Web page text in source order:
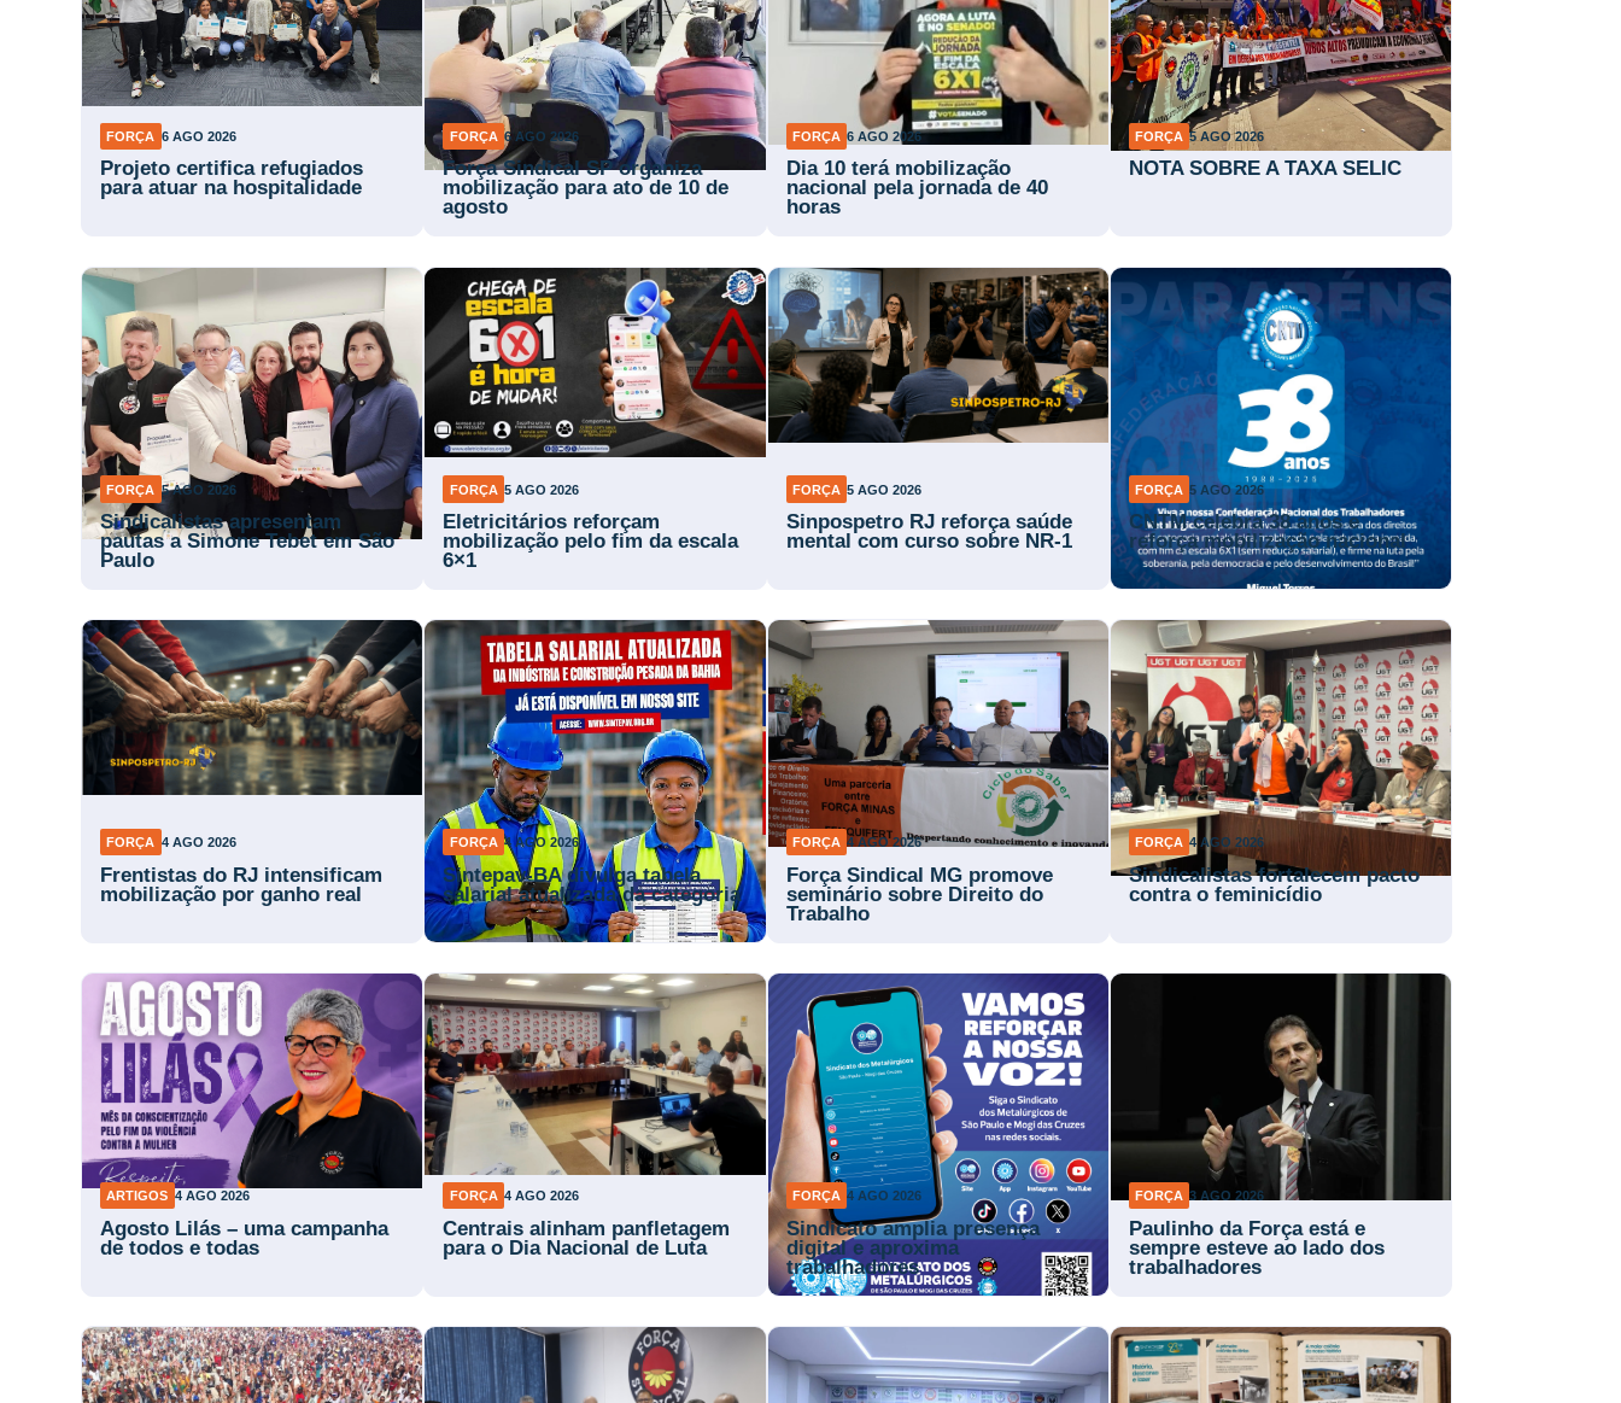
FORÇA 6 AGO 2026
Projeto certifica refugiados
para atuar na hospitalidade
FORÇA 6 AGO 2026
Força Sindical SP organiza
mobilização para ato de 10 de
agosto
FORÇA 6 AGO 2026
Dia 10 terá mobilização
nacional pela jornada de 40
horas
FORÇA 5 AGO 2026
NOTA SOBRE A TAXA SELIC
FORÇA 5 AGO 2026
Sindicalistas apresentam
pautas a Simone Tebet em São
Paulo
FORÇA 5 AGO 2026
Eletricitários reforçam
mobilização pelo fim da escala
6×1
FORÇA 5 AGO 2026
Sinpospetro RJ reforça saúde
mental com curso sobre NR-1
FORÇA 5 AGO 2026
CNTM celebra 38 anos e
reforça mobilização nacional
FORÇA 4 AGO 2026
Frentistas do RJ intensificam
mobilização por ganho real
FORÇA 4 AGO 2026
Sintepav-BA divulga tabela
salarial atualizada da categoria
FORÇA 4 AGO 2026
Força Sindical MG promove
seminário sobre Direito do
Trabalho
FORÇA 4 AGO 2026
Sindicalistas fortalecem pacto
contra o feminicídio
ARTIGOS 4 AGO 2026
Agosto Lilás – uma campanha
de todos e todas
FORÇA 4 AGO 2026
Centrais alinham panfletagem
para o Dia Nacional de Luta
FORÇA 4 AGO 2026
Sindicato amplia presença
digital e aproxima
trabalhadores
FORÇA 3 AGO 2026
Paulinho da Força está e
sempre esteve ao lado dos
trabalhadores